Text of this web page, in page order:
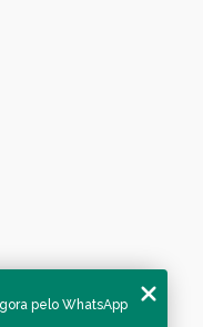
pelo WhatsApp